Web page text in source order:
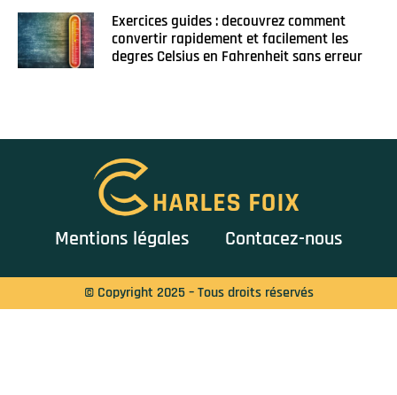
Exercices guides : decouvrez comment
convertir rapidement et facilement les
degres Celsius en Fahrenheit sans erreur
Mentions légales Contacez-nous
© Copyright 2025 – Tous droits réservés